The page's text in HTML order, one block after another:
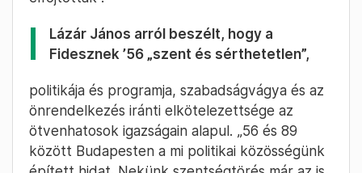
Lázár János arról beszélt, hogy a
Fidesznek ’56 „szent és sérthetetlen”,
politikája és programja, szabadságvágya és az
önrendelkezés iránti elkötelezettsége az
ötvenhatosok igazságain alapul. „56 és 89
között Budapesten a mi politikai közösségünk